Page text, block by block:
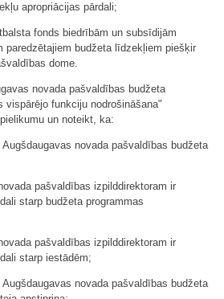
apropriācijas pārdali;
fonds biedrībām un subsīdijām
paredzētajiem budžeta līdzekļiem piešķir
dome.
novada pašvaldības budžeta
vispārējo funkciju nodrošināšana"
un noteikt, ka:
novada pašvaldības budžeta
pašvaldības izpilddirektoram ir
starp budžeta programmas
pašvaldības izpilddirektoram ir
starp iestādēm;
novada pašvaldības budžeta